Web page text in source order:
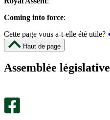
Coming into force:
Cette page vous a-t-elle été utile?
Haut de page
Assemblée